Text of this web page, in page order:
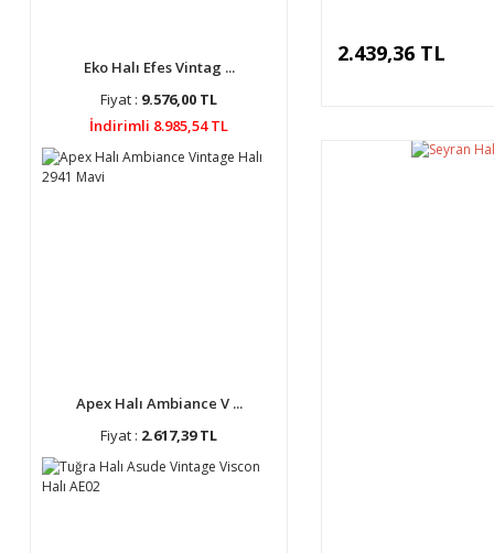
Eko Halı Efes Vintag ...
Fiyat : 9.576,00 TL
İndirimli 8.985,54 TL
Apex Halı Ambiance V ...
Fiyat : 2.617,39 TL
2.439,36 TL